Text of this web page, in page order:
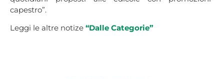
capestro”.
Leggi le altre notize “Dalle Categorie”